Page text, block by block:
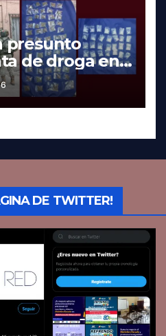
presunto
de droga en
dos detenidos
DE TWITTER!